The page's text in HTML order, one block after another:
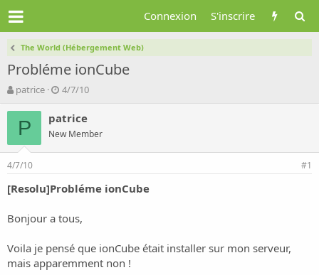
Connexion S'inscrire
The World (Hébergement Web)
Probléme ionCube
A
t
r
d
l
d
c
u
patrice
D
t
d
e
b
t
4/7/10
P patrice
New Member
4/7/10 #1
[Resolu]Probléme ionCube
Bonjour a tous,
Voila je pensé que ionCube était installer sur mon serveur,
mais apparemment non !